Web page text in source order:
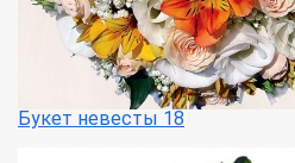
Букет невесты 18